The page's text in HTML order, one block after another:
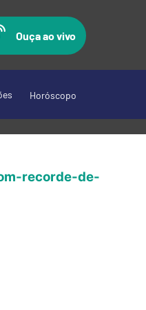
Ouça ao vivo
Horóscopo
recorde-de-